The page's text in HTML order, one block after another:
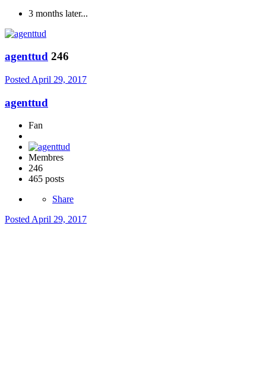
3 months later...
agenttud 246
Posted April 29, 2017
agenttud
Fan
Membres
246
465 posts
Share
PostedApril 29, 2017